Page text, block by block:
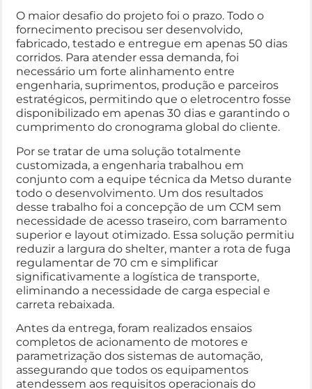
O maior desafio do projeto foi o prazo. Todo o
fornecimento precisou ser desenvolvido,
fabricado, testado e entregue em apenas 50 dias
corridos. Para atender essa demanda, foi
necessário um forte alinhamento entre
engenharia, suprimentos, produção e parceiros
estratégicos, permitindo que o eletrocentro fosse
disponibilizado em apenas 30 dias e garantindo o
cumprimento do cronograma global do cliente.
Por se tratar de uma solução totalmente
customizada, a engenharia trabalhou em
conjunto com a equipe técnica da Metso durante
todo o desenvolvimento. Um dos resultados
desse trabalho foi a concepção de um CCM sem
necessidade de acesso traseiro, com barramento
superior e layout otimizado. Essa solução permitiu
reduzir a largura do shelter, manter a rota de fuga
regulamentar de 70 cm e simplificar
significativamente a logística de transporte,
eliminando a necessidade de carga especial e
carreta rebaixada.
Antes da entrega, foram realizados ensaios
completos de acionamento de motores e
parametrização dos sistemas de automação,
assegurando que todos os equipamentos
atendessem aos requisitos operacionais do